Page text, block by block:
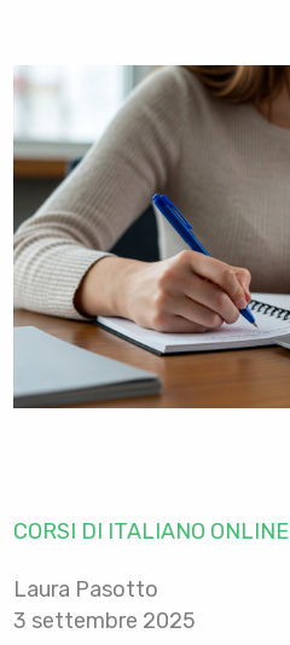
CORSI DI ITALIANO ONLINE
Laura Pasotto
3 settembre 2025